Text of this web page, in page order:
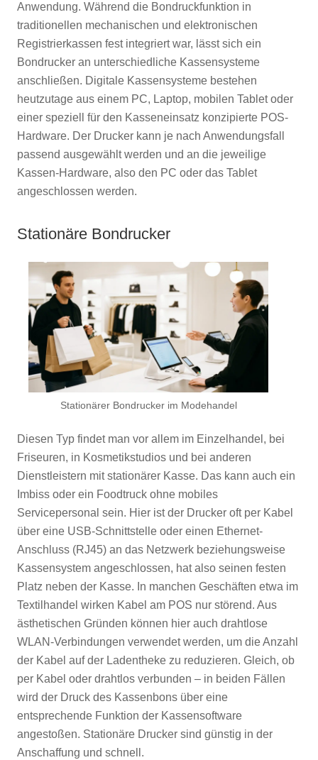
Anwendung. Während die Bondruckfunktion in
traditionellen mechanischen und elektronischen
Registrierkassen fest integriert war, lässt sich ein
Bondrucker an unterschiedliche Kassensysteme
anschließen. Digitale Kassensysteme bestehen
heutzutage aus einem PC, Laptop, mobilen Tablet oder
einer speziell für den Kasseneinsatz konzipierte POS-
Hardware. Der Drucker kann je nach Anwendungsfall
passend ausgewählt werden und an die jeweilige
Kassen-Hardware, also den PC oder das Tablet
angeschlossen werden.
Stationäre Bondrucker
Stationärer Bondrucker im Modehandel
Diesen Typ findet man vor allem im Einzelhandel, bei
Friseuren, in Kosmetikstudios und bei anderen
Dienstleistern mit stationärer Kasse. Das kann auch ein
Imbiss oder ein Foodtruck ohne mobiles
Servicepersonal sein. Hier ist der Drucker oft per Kabel
über eine USB-Schnittstelle oder einen Ethernet-
Anschluss (RJ45) an das Netzwerk beziehungsweise
Kassensystem angeschlossen, hat also seinen festen
Platz neben der Kasse. In manchen Geschäften etwa im
Textilhandel wirken Kabel am POS nur störend. Aus
ästhetischen Gründen können hier auch drahtlose
WLAN-Verbindungen verwendet werden, um die Anzahl
der Kabel auf der Ladentheke zu reduzieren. Gleich, ob
per Kabel oder drahtlos verbunden – in beiden Fällen
wird der Druck des Kassenbons über eine
entsprechende Funktion der Kassensoftware
angestoßen. Stationäre Drucker sind günstig in der
Anschaffung und schnell.